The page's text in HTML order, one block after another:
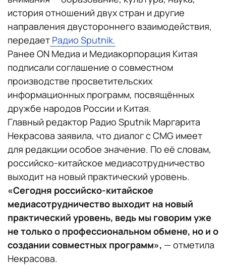
история отношений двух стран и другие
направления двустороннего взаимодействия,
передает Радио Sputnik.
Ранее ON Медиа и Медиакорпорация Китая
подписали соглашение о совместном
производстве просветительских
информационных программ, посвящённых
дружбе народов России и Китая.
Главный редактор Радио Sputnik Маргарита
Некрасова заявила, что диалог с CMG имеет
для редакции особое значение. По её словам,
российско-китайское медиасотрудничество
выходит на новый практический уровень.
«Сегодня российско-китайское
медиасотрудничество выходит на новый
практический уровень, ведь мы говорим уже
не только о профессиональном обмене, но и о
создании совместных программ», — отметила
Некрасова.